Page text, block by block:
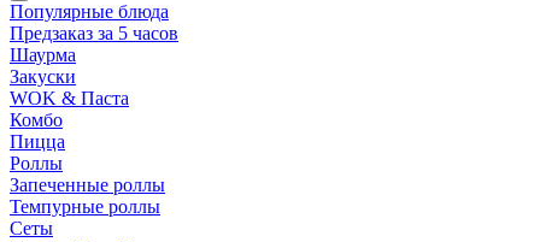
Популярные блюда
Предзаказ за 5 часов
Шаурма
Закуски
WOK & Паста
Комбо
Пицца
Роллы
Запеченные роллы
Темпурные роллы
Сеты